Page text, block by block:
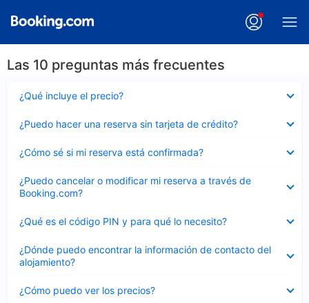
Las 10 preguntas más frecuentes
¿Qué incluye el precio?
cerrado
¿Puedo hacer una reserva sin tarjeta de crédito?
cerrado
¿Cómo sé si mi reserva está confirmada?
cerrado
¿Puedo cancelar o modificar mi reserva a través de
Booking.com?
cerrado
¿Qué es el código PIN y para qué lo necesito?
cerrado
¿Dónde puedo encontrar la información de contacto del
alojamiento?
cerrado
¿Cómo puedo ver los precios?
cerrado